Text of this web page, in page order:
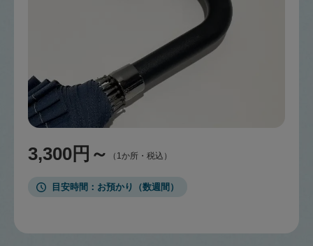
3,300円～ （1か所・税込）
目安時間 お預かり（数週間）